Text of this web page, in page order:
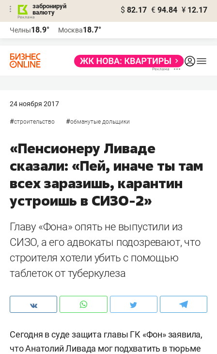
забронируй
валюту
$ 82.17 € 94.84 ¥ 12.17
Челны18.9° Москва18.7°
24 ноября 2017
#строительство #обманутые дольщики
«Пенсионеру Ливаде
сказали: «Пей, иначе ты там
всех заразишь, карантин
устроишь в СИЗО-2»
Главу «Фона» опять не выпустили из
СИЗО, а его адвокаты подозревают, что
строителя хотели убить с помощью
таблеток от туберкулеза
Сегодня в суде защита главы ГК «Фон» заявила,
что Анатолий Ливада мог подхватить в тюрьме